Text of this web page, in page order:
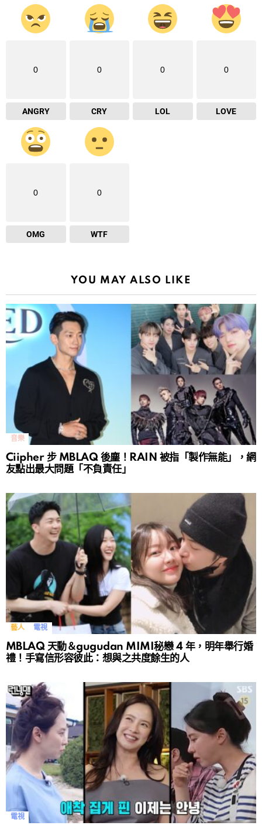
0
ANGRY
0
CRY
0
LOL
0
LOVE
0
OMG
0
WTF
YOU MAY ALSO LIKE
音樂
Ciipher 步 MBLAQ 後塵！RAIN 被指「製作無能」，網
友點出最大問題「不負責任」
藝人 電視
MBLAQ 天動＆gugudan MIMI秘戀 4 年，明年舉行婚
禮！手寫信形容彼此：想與之共度餘生的人
電視